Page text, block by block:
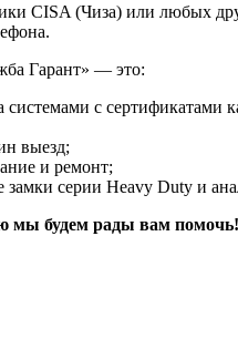
CISA (Чиза) или любых
Гарант» — это:
с сертификатами
выезд;
и ремонт;
серии Heavy Duty и
мы будем рады вам помочь!